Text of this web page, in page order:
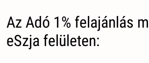
Az Adó 1% felajánlás
eSzja felületen: